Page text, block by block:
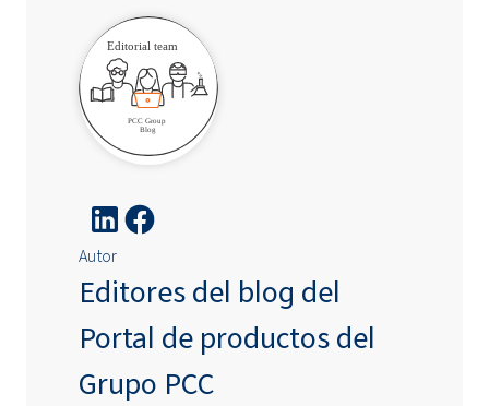
Autor
Editores del blog del
Portal de productos del
Grupo PCC